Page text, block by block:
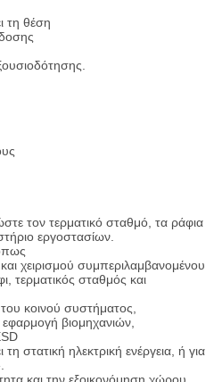
τη θέση
τον τερματικό σταθμό, τα ράφια
εργοστασίων.
χειρισμού συμπεριλαμβανομένου
τερματικός σταθμός και
κοινού συστήματος,
βιομηχανιών,
στατική ηλεκτρική ενέργεια, ή για